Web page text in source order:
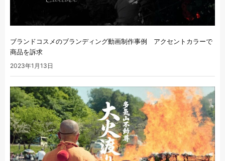
ブランドコスメのブランディング動画制作事例 アクセントカラーで
商品を訴求
2023年1月13日